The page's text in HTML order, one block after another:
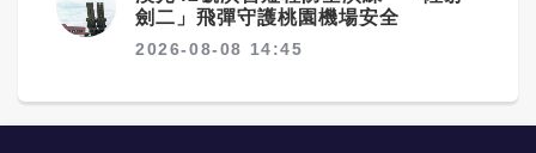
劍二」飛彈守護桃園機場安全
2026-08-08 14:45